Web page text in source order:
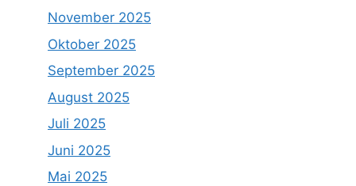
November 2025
Oktober 2025
September 2025
August 2025
Juli 2025
Juni 2025
Mai 2025